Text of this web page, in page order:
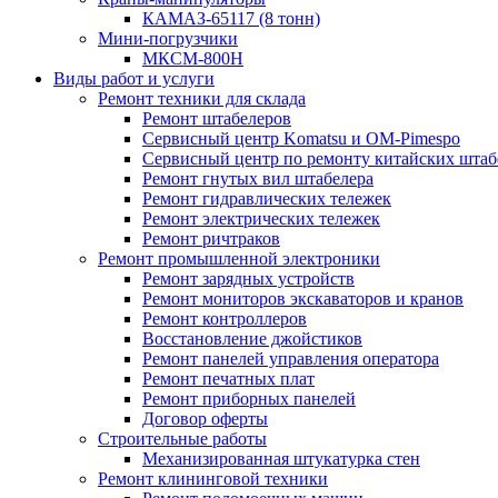
КАМАЗ-65117 (8 тонн)
Мини-погрузчики
МКСМ-800H
Виды работ и услуги
Ремонт техники для склада
Ремонт штабелеров
Сервисный центр Komatsu и OM-Pimespo
Сервисный центр по ремонту китайских
Ремонт гнутых вил штабелера
Ремонт гидравлических тележек
Ремонт электрических тележек
Ремонт ричтраков
Ремонт промышленной электроники
Ремонт зарядных устройств
Ремонт мониторов экскаваторов и кранов
Ремонт контроллеров
Восстановление джойстиков
Ремонт панелей управления оператора
Ремонт печатных плат
Ремонт приборных панелей
Договор оферты
Строительные работы
Механизированная штукатурка стен
Ремонт клининговой техники